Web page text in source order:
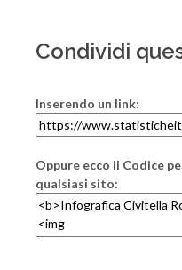
Condividi
Inserendo un link:
Oppure ecco il Codice
qualsiasi sito: